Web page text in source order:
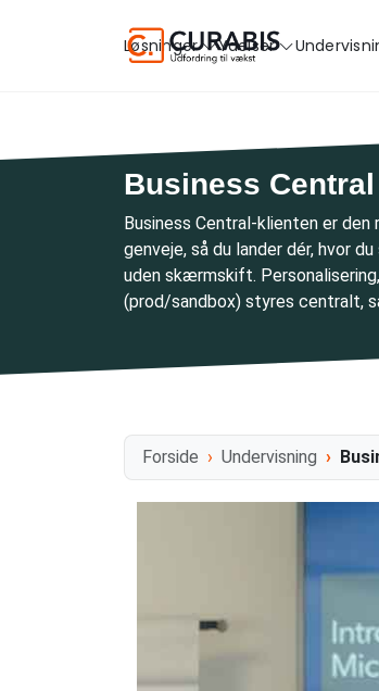
Løsninger Ydelser
Business
Business Central-klienten er
genveje, så du lander dér, hvor
uden skærmskift.
(prod/sandbox) styres centralt,
Forside Undervisning